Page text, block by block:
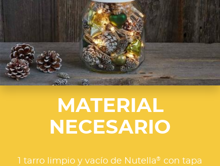
MATERIAL
NECESARIO
1 tarro limpio y vacío de Nutella® con tapa